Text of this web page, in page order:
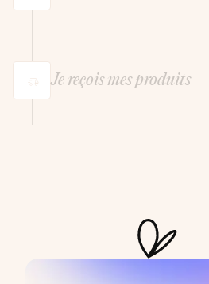
Je reçois mes produits